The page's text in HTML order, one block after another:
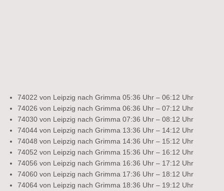
74022 von Leipzig nach Grimma 05:36 Uhr – 06:12 Uhr
74026 von Leipzig nach Grimma 06:36 Uhr – 07:12 Uhr
74030 von Leipzig nach Grimma 07:36 Uhr – 08:12 Uhr
74044 von Leipzig nach Grimma 13:36 Uhr – 14:12 Uhr
74048 von Leipzig nach Grimma 14:36 Uhr – 15:12 Uhr
74052 von Leipzig nach Grimma 15:36 Uhr – 16:12 Uhr
74056 von Leipzig nach Grimma 16:36 Uhr – 17:12 Uhr
74060 von Leipzig nach Grimma 17:36 Uhr – 18:12 Uhr
74064 von Leipzig nach Grimma 18:36 Uhr – 19:12 Uhr